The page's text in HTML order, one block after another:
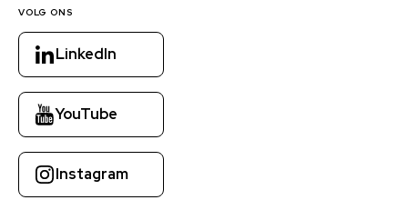
VOLG ONS
LinkedIn
YouTube
Instagram